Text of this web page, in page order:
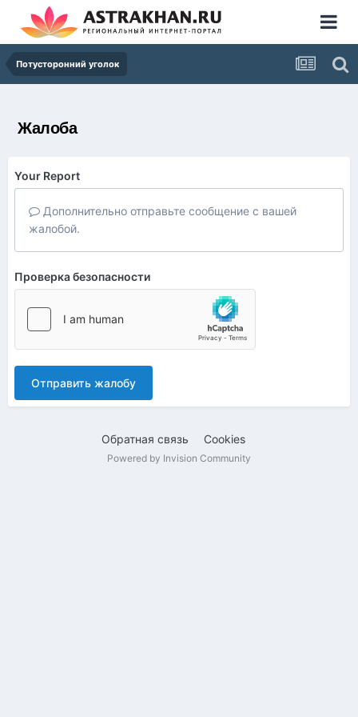
Потусторонний уголок
Жалоба
Your Report
Дополнительно отправьте сообщение с вашей
жалобой.
Проверка безопасности
Отправить жалобу
Обратная связь Cookies
Powered by Invision Community